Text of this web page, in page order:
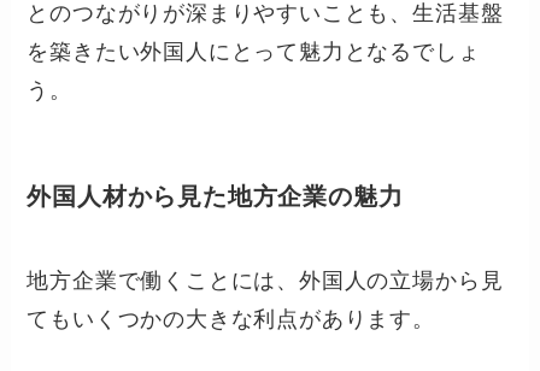
とのつながりが深まりやすいことも、生活基盤
を築きたい外国人にとって魅力となるでしょ
う。
外国人材から見た地方企業の魅力
地方企業で働くことには、外国人の立場から見
てもいくつかの大きな利点があります。